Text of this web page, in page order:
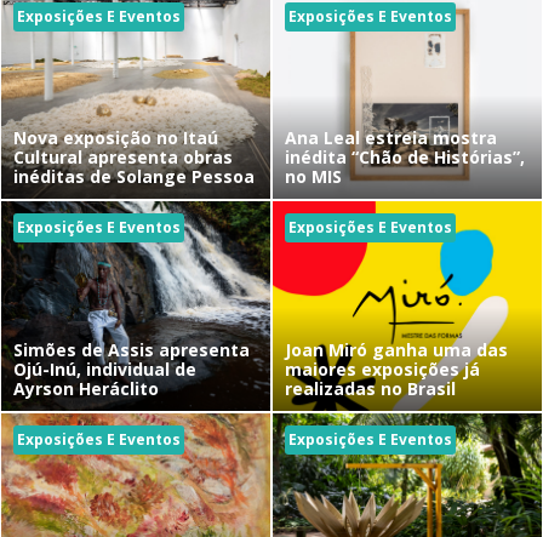
Exposições E Eventos
Nova exposição no Itaú
Cultural apresenta obras
inéditas de Solange Pessoa
Exposições E Eventos
Ana Leal estreia mostra
inédita “Chão de Histórias”,
no MIS
Exposições E Eventos
Simões de Assis apresenta
Ojú-Inú, individual de
Ayrson Heráclito
Exposições E Eventos
Joan Miró ganha uma das
maiores exposições já
realizadas no Brasil
Exposições E Eventos Exposições E Eventos